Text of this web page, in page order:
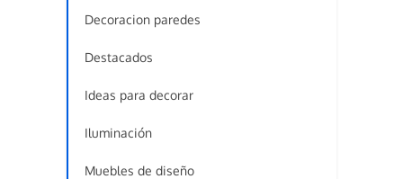
Decoracion paredes
Destacados
Ideas para decorar
Iluminación
Muebles de diseño